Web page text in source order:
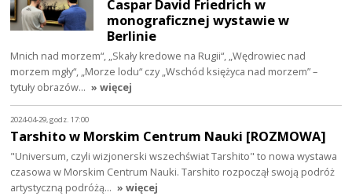
Caspar David Friedrich w
monograficznej wystawie w
Berlinie
Mnich nad morzem“, „Skały kredowe na Rugii“, „Wędrowiec nad
morzem mgły“, „Morze lodu“ czy „Wschód księżyca nad morzem” –
tytuły obrazów… » więcej
2024-04-29, godz. 17:00
Tarshito w Morskim Centrum Nauki [ROZMOWA]
"Universum, czyli wizjonerski wszechświat Tarshito" to nowa wystawa
czasowa w Morskim Centrum Nauki. Tarshito rozpoczął swoją podróż
artystyczną podróżą… » więcej